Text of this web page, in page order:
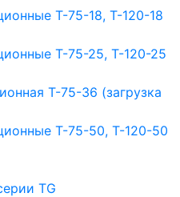
Т-75-18, Т-120-18
Т-75-25, Т-120-25
Т-75-36 (загрузка
Т-75-50, Т-120-50
TG